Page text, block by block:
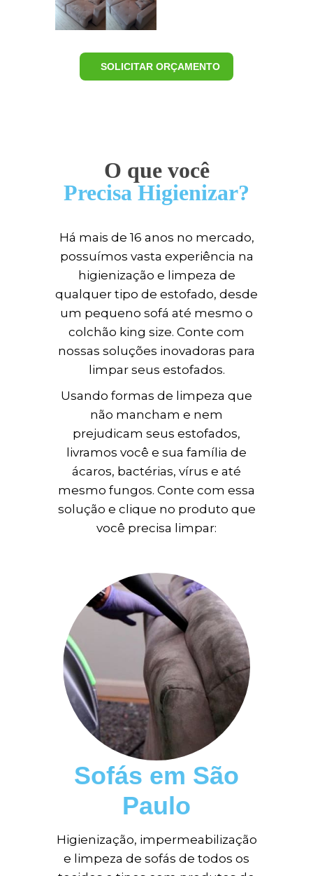
SOLICITAR ORÇAMENTO
O que você
Precisa Higienizar?
Há mais de 16 anos no mercado,
possuímos vasta experiência na
higienização e limpeza de
qualquer tipo de estofado, desde
um pequeno sofá até mesmo o
colchão king size. Conte com
nossas soluções inovadoras para
limpar seus estofados.
Usando formas de limpeza que
não mancham e nem
prejudicam seus estofados,
livramos você e sua família de
ácaros, bactérias, vírus e até
mesmo fungos. Conte com essa
solução e clique no produto que
você precisa limpar:
Sofás em São
Paulo
Higienização, impermeabilização
e limpeza de sofás de todos os